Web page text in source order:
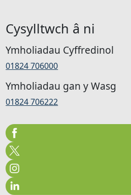
Cysylltwch â ni
Ymholiadau Cyffredinol
01824 706000
Ymholiadau gan y Wasg
01824 706222